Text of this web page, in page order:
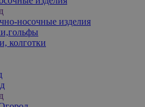
носочные изделия
колготки